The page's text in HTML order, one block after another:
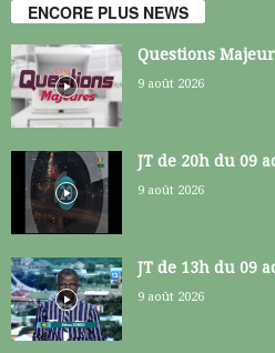
ENCORE PLUS NEWS
Questions
9 août 2026
JT de 20h du 09
9 août 2026
JT de 13h du 09
9 août 2026